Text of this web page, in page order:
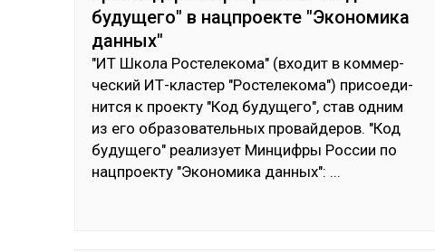
будущего" в нацпроекте "Экономика
данных"
"ИТ Шко­ла Рос­те­леко­ма" (вхо­дит в ком­мер­
чес­кий ИТ-клас­тер "Рос­те­леко­ма") при­сое­ди­
нит­ся к проек­ту "Код бу­дуще­го", став од­ним
из его об­ра­зова­тель­ных про­вай­де­ров. "Код
бу­дуще­го" реа­ли­зует Мин­циф­ры Рос­сии по
нац­проек­ту "Эко­номи­ка дан­ных": ...